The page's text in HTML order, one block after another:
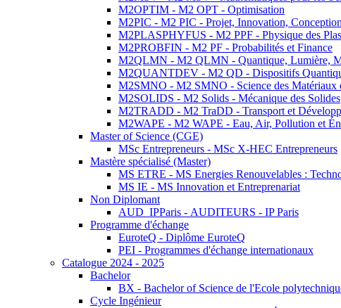
M2OPTIM - M2 OPT - Optimisation
M2PIC - M2 PIC - Projet, Innovation, Conception
M2PLASPHYFUS - M2 PPF - Physique des
M2PROBFIN - M2 PF - Probabilités et Finance
M2QLMN - M2 QLMN - Quantique, Lumière,
M2QUANTDEV - M2 QD - Dispositifs
M2SMNO - M2 SMNO - Science des Matériaux
M2SOLIDS - M2 Solids - Mécanique des Solides
M2TRADD - M2 TraDD - Transport et
M2WAPE - M2 WAPE - Eau, Air, Pollution et
Master of Science (CGE)
MSc Entrepreneurs - MSc X-HEC Entrepreneurs
Mastère spécialisé (Master)
MS ETRE - MS Energies Renouvelables :
MS IE - MS Innovation et Entreprenariat
Non Diplomant
AUD_IPParis - AUDITEURS - IP Paris
Programme d'échange
EuroteQ - Diplôme EuroteQ
PEI - Programmes d'échange internationaux
Catalogue 2024 - 2025
Bachelor
BX - Bachelor of Science de l'Ecole
Cycle Ingénieur